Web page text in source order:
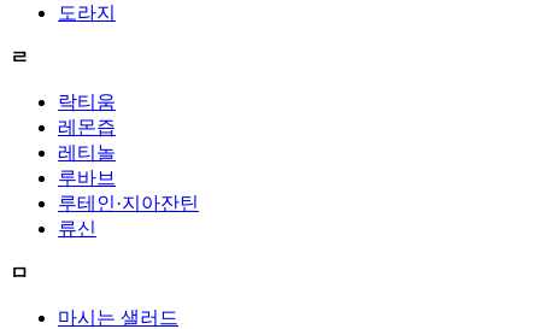
도라지
ㄹ
락티움
레몬즙
레티놀
루바브
루테인·지아잔틴
류신
ㅁ
마시는 샐러드